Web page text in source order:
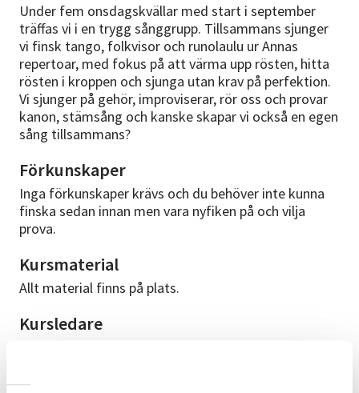
Under fem onsdagskvällar med start i september
träffas vi i en trygg sånggrupp. Tillsammans sjunger
vi finsk tango, folkvisor och runolaulu ur Annas
repertoar, med fokus på att värma upp rösten, hitta
rösten i kroppen och sjunga utan krav på perfektion.
Vi sjunger på gehör, improviserar, rör oss och provar
kanon, stämsång och kanske skapar vi också en egen
sång tillsammans?
Förkunskaper
Inga förkunskaper krävs och du behöver inte kunna
finska sedan innan men vara nyfiken på och vilja
prova.
Kursmaterial
Allt material finns på plats.
Kursledare
mamma och finsk pappa. Utbildad musiklärare och